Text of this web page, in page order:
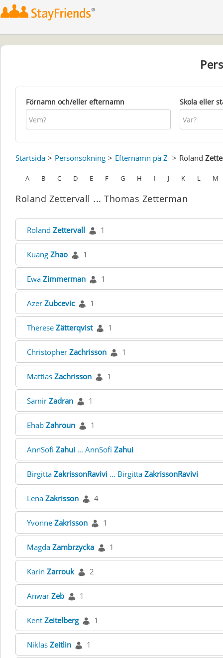
Förnamn och/eller efternamn Skola eller
Startsida Personsökning Efternamn på Z Roland
A B C D E F G H I J K L M
Roland Zettervall ... Thomas Zetterman
Roland Zettervall 1
Kuang Zhao 1
Ewa Zimmerman 1
Azer Zubcevic 1
Therese Zätterqvist 1
Christopher Zachrisson 1
Mattias Zachrisson 1
Samir Zadran 1
Ehab Zahroun 1
AnnSofi Zahui ... AnnSofi Zahui
Birgitta ZakrissonRavivi ... Birgitta ZakrissonRavivi
Lena Zakrisson 4
Yvonne Zakrisson 1
Magda Zambrzycka 1
Karin Zarrouk 2
Anwar Zeb 1
Kent Zeitelberg 1
Niklas Zeitlin 1